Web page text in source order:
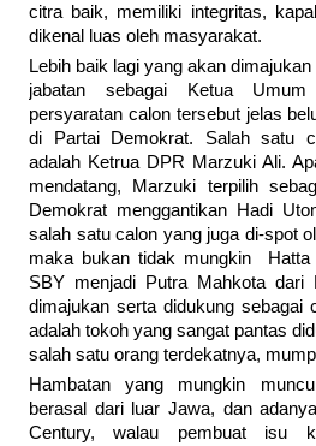
citra baik, memiliki integritas,
dikenal luas oleh masyarakat.
Lebih baik lagi yang akan
jabatan sebagai Ketua
persyaratan calon tersebut jelas
di Partai Demokrat. Salah satu
adalah Ketrua DPR Marzuki Ali.
mendatang, Marzuki terpilih
Demokrat menggantikan Hadi
salah satu calon yang juga di-spot
maka bukan tidak mungkin Hatta
SBY menjadi Putra Mahkota
dimajukan serta didukung sebagai
adalah tokoh yang sangat pantas
salah satu orang terdekatnya,
Hambatan yang mungkin
berasal dari luar Jawa, dan
Century, walau pembuat isu